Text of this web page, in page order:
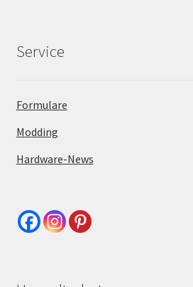
Service
Formulare
Modding
Hardware-News